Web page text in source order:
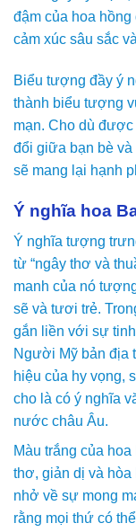
đậm của hoa
cảm xúc sâu sắc
Biểu tượng đầy ý
thành biểu tượng
mạn. Cho dù
đổi giữa bạn bè và
sẽ mang lại hạnh
Ý nghĩa hoa
Ý nghĩa tượng
từ “ngây thơ và
manh của nó
sẽ và tươi trẻ.
gắn liền với sự
Người Mỹ bản địa
hiệu của hy vọng,
cho là có ý nghĩa
nước châu Âu.
Màu trắng của
thơ, giản dị và hòa
nhở về sự mong
rằng mọi thứ có